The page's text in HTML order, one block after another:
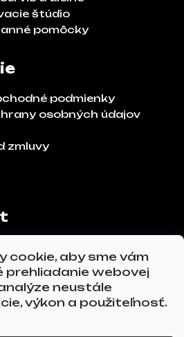
cookie, aby sme vám
prehliadanie webovej
neustále
výkon a použiteľnosť.
štúdio
pomôcky
podmienky
osobných údajov
zmluvy
271 302